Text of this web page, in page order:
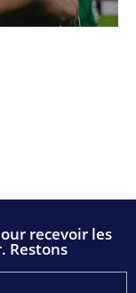
recevoir les
Restons